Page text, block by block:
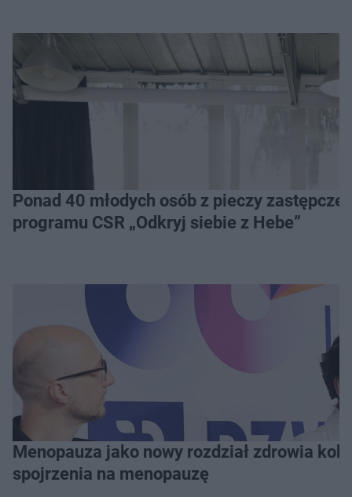
Ponad 40 młodych osób z pieczy
programu CSR „Odkryj siebie z Hebe”
Menopauza jako nowy rozdział zdrowia
spojrzenia na menopauzę